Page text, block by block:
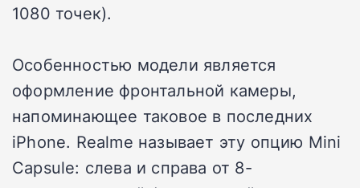
1080 точек).
Особенностью модели является
оформление фронтальной камеры,
напоминающее таковое в последних
iPhone. Realme называет эту опцию Mini
Capsule: слева и справа от 8-